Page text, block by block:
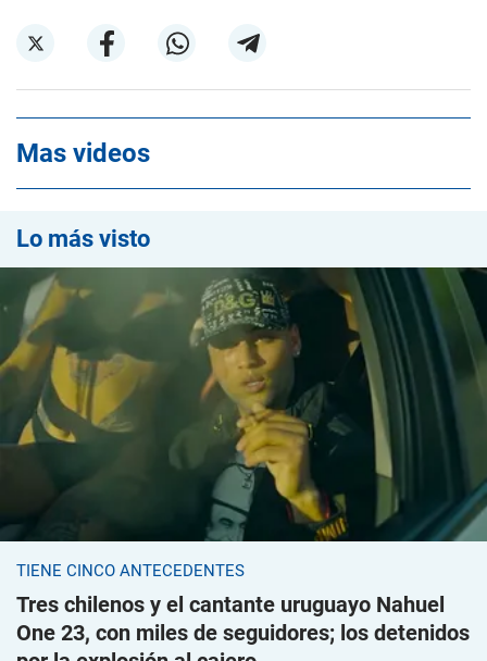
Mas videos
Lo más visto
TIENE CINCO ANTECEDENTES
Tres chilenos y el cantante uruguayo Nahuel
One 23, con miles de seguidores; los detenidos